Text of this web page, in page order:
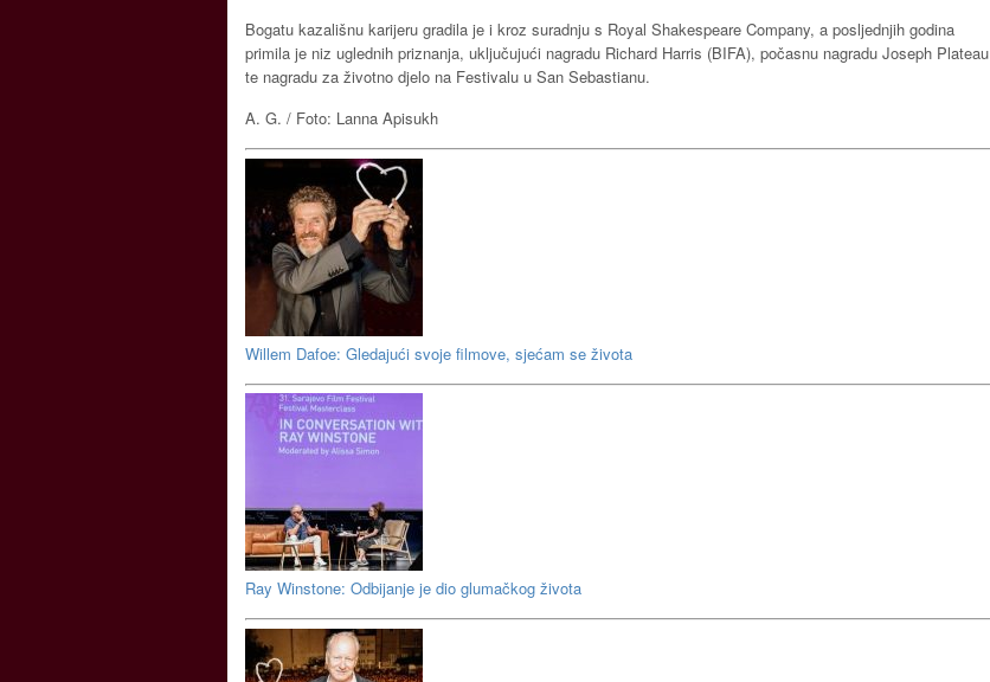
Bogatu kazališnu karijeru gradila je i kroz suradnju s Royal Shakespeare Company, a posljednjih godina
primila je niz uglednih priznanja, uključujući nagradu Richard Harris (BIFA), počasnu nagradu Joseph Plateau
te nagradu za životno djelo na Festivalu u San Sebastianu.
A. G. / Foto: Lanna Apisukh
Willem Dafoe: Gledajući svoje filmove, sjećam se života
Ray Winstone: Odbijanje je dio glumačkog života